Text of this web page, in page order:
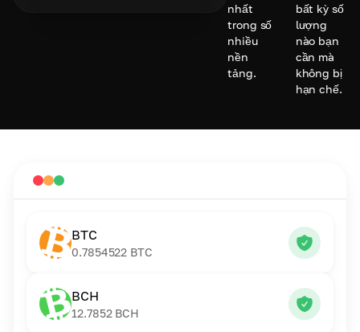
nhất
trong số
nhiều
nền
tảng.
bất kỳ số
lượng
nào bạn
cần mà
không bị
hạn chế.
BTC
0.7854522 BTC
BCH
12.7852 BCH